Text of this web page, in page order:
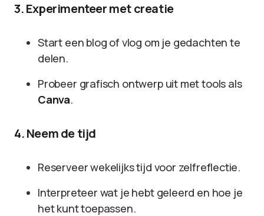
3. Experimenteer met creatie
Start een blog of vlog om je gedachten te
delen.
Probeer grafisch ontwerp uit met tools als
Canva.
4. Neem de tijd
Reserveer wekelijks tijd voor zelfreflectie.
Interpreteer wat je hebt geleerd en hoe je
het kunt toepassen.